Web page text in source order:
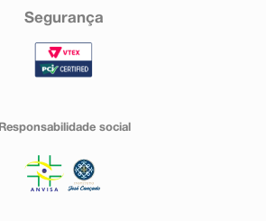
Segurança
Responsabilidade social